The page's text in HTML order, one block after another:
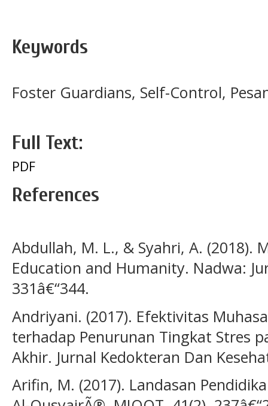
Keywords
Foster Guardians, Self-Control,
Full Text:
PDF
References
Abdullah, M. L., & Syahri, A. (2018).
Education and Humanity. Nadwa:
331â€“344.
Andriyani. (2017). Efektivitas
terhadap Penurunan Tingkat Stres
Akhir. Jurnal Kedokteran Dan
Arifin, M. (2017). Landasan